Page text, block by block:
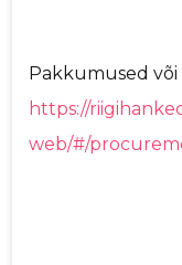
Pakkumused või
https://
web/#/